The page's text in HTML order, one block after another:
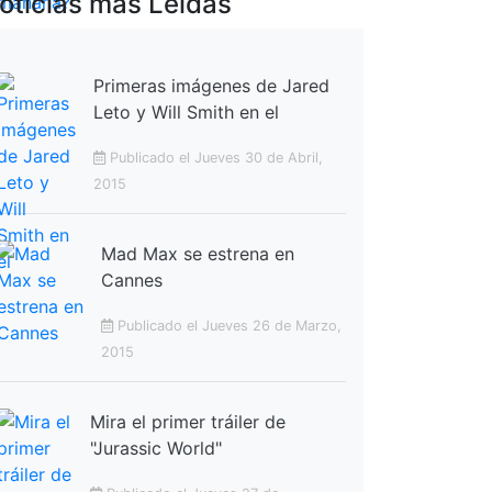
Primeras imágenes de Jared
Leto y Will Smith en el
Publicado el Jueves 30 de Abril,
2015
Mad Max se estrena en
Cannes
Publicado el Jueves 26 de Marzo,
2015
Mira el primer tráiler de
"Jurassic World"